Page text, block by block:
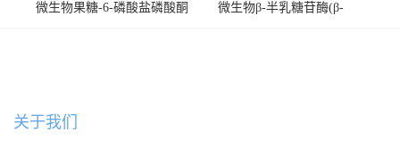
微生物果糖-6-磷酸盐磷酸酮
微生物β-半乳糖苷酶(β-
关于我们